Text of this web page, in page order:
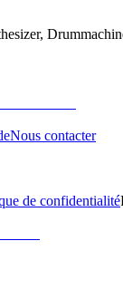
Nous contacter
de confidentialité